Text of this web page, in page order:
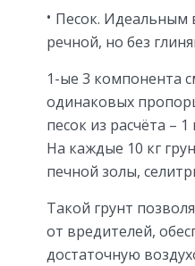
Песок. Идеальным
речной, но без
1-ые 3 компонента
одинаковых
песок из расчёта –
На каждые 10 кг
печной золы,
Такой грунт
от вредителей,
достаточную